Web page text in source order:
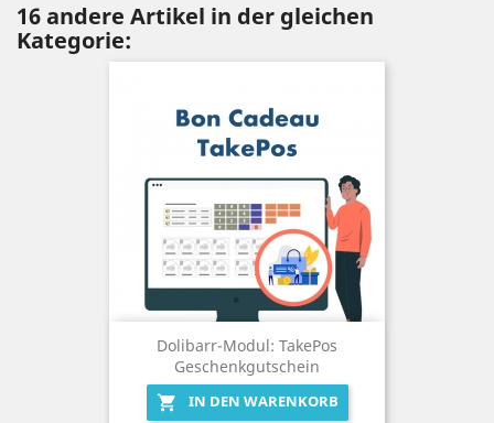
16 andere Artikel in der gleichen
Kategorie:
Dolibarr-Modul: TakePos
Geschenkgutschein

IN DEN WARENKORB